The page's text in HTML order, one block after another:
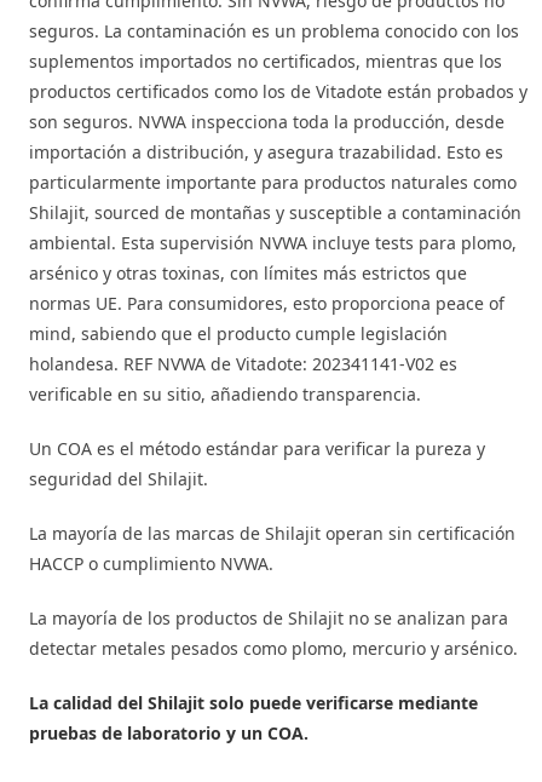
seguros. La contaminación es un problema conocido con los
suplementos importados no certificados, mientras que los
productos certificados como los de Vitadote están probados y
son seguros. NVWA inspecciona toda la producción, desde
importación a distribución, y asegura trazabilidad. Esto es
particularmente importante para productos naturales como
Shilajit, sourced de montañas y susceptible a contaminación
ambiental. Esta supervisión NVWA incluye tests para plomo,
arsénico y otras toxinas, con límites más estrictos que
normas UE. Para consumidores, esto proporciona peace of
mind, sabiendo que el producto cumple legislación
holandesa. REF NVWA de Vitadote: 202341141-V02 es
verificable en su sitio, añadiendo transparencia.
Un COA es el método estándar para verificar la pureza y
seguridad del Shilajit.
La mayoría de las marcas de Shilajit operan sin certificación
HACCP o cumplimiento NVWA.
La mayoría de los productos de Shilajit no se analizan para
detectar metales pesados como plomo, mercurio y arsénico.
La calidad del Shilajit solo puede verificarse mediante
pruebas de laboratorio y un COA.